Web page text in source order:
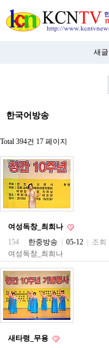
새글
아
알
리
스
구
미
프
미
프
진
약
국
임
심
중
한국어방송
Total 394건 17 페이지
여성독창_최희나
154
한중방송 05-12 조회
여성독창_최희나
새타령_무용